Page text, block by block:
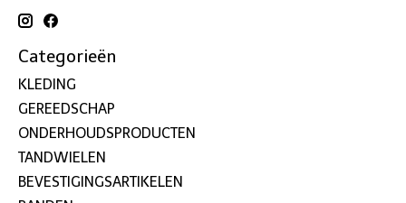
Categorieën
KLEDING
GEREEDSCHAP
ONDERHOUDSPRODUCTEN
TANDWIELEN
BEVESTIGINGSARTIKELEN